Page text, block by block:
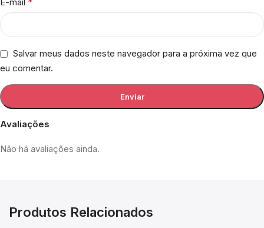
Avaliações
Não há avaliações ainda.
Salvar meus dados neste navegador para a próxima vez que
eu comentar.
Produtos Relacionados